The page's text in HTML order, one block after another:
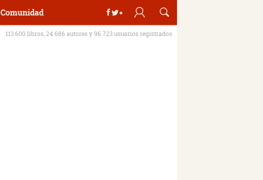
Comunidad
113.600 libros, 24.686 autores y 96.723 usuarios registrados